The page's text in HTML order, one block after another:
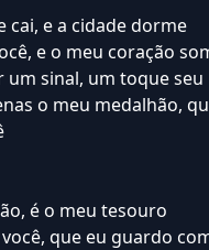
cai, e a cidade dorme
e o meu coração
um sinal, um toque seu
o meu medalhão,
é o meu tesouro
que eu guardo